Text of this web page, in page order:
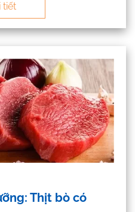
tiết
Thịt bò có